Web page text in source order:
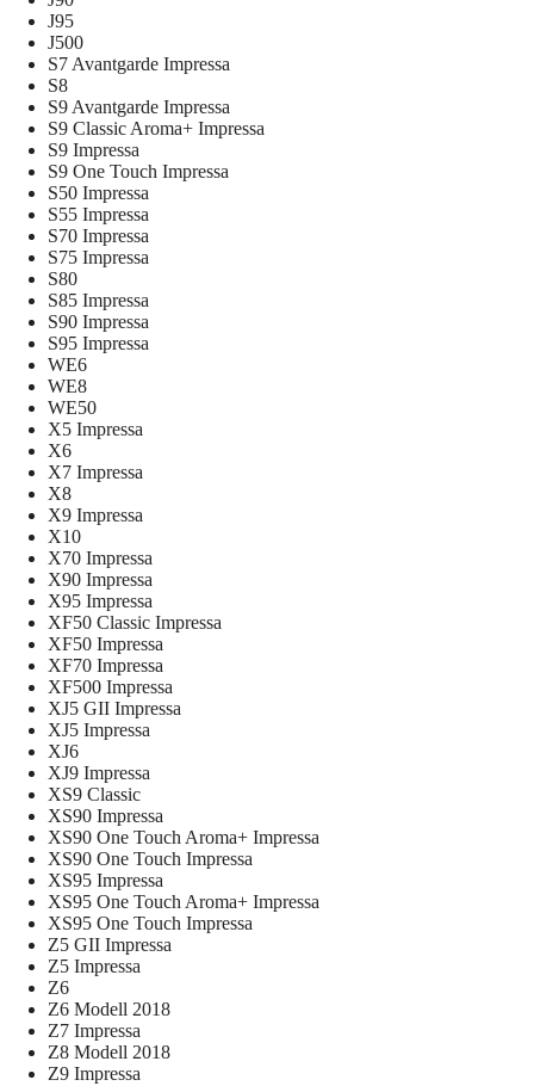
J95
J500
S7 Avantgarde Impressa
S8
S9 Avantgarde Impressa
S9 Classic Aroma+ Impressa
S9 Impressa
S9 One Touch Impressa
S50 Impressa
S55 Impressa
S70 Impressa
S75 Impressa
S80
S85 Impressa
S90 Impressa
S95 Impressa
WE6
WE8
WE50
X5 Impressa
X6
X7 Impressa
X8
X9 Impressa
X10
X70 Impressa
X90 Impressa
X95 Impressa
XF50 Classic Impressa
XF50 Impressa
XF70 Impressa
XF500 Impressa
XJ5 GII Impressa
XJ5 Impressa
XJ6
XJ9 Impressa
XS9 Classic
XS90 Impressa
XS90 One Touch Aroma+ Impressa
XS90 One Touch Impressa
XS95 Impressa
XS95 One Touch Aroma+ Impressa
XS95 One Touch Impressa
Z5 GII Impressa
Z5 Impressa
Z6
Z6 Modell 2018
Z7 Impressa
Z8 Modell 2018
Z9 Impressa